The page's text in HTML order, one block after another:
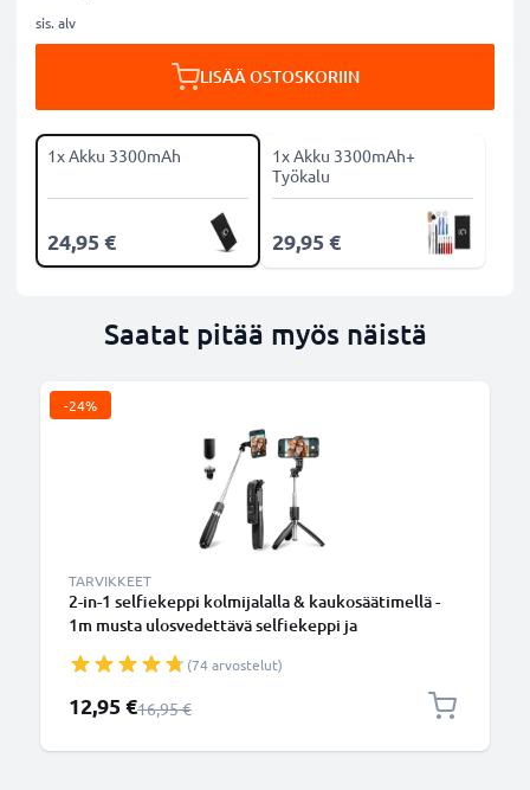
sis. alv
LISÄÄ OSTOSKORIIN
1x Akku 3300mAh
24,95 €
1x Akku 3300mAh+
Työkalu
29,95 €
Saatat pitää myös näistä
-24%
TARVIKKEET
2-in-1 selfiekeppi kolmijalalla & kaukosäätimellä -
1m musta ulosvedettävä selfiekeppi ja
kaukosäätimellä puhelimelle ja kameralle -
iPhonelle, GoProlle, Androidille ynm.
(74 arvostelut)
Erikoishinta
12,95 €Normaali hinta
16,95 €